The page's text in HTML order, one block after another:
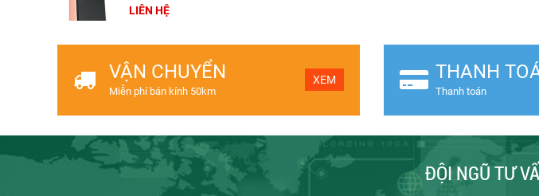
LIÊN HỆ
VẬN CHUYỂN
Miễn phí bán kính 50km
XEM THANH
Thanh toán
ĐỘI NGŨ TƯ